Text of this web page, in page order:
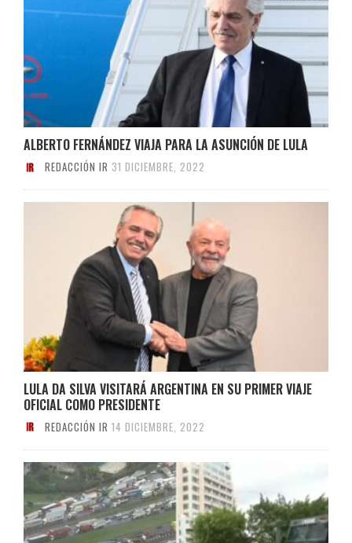
ALBERTO FERNÁNDEZ VIAJA PARA LA ASUNCIÓN DE LULA
REDACCIÓN IR 31 DICIEMBRE, 2022
LULA DA SILVA VISITARÁ ARGENTINA EN SU PRIMER VIAJE
OFICIAL COMO PRESIDENTE
REDACCIÓN IR 14 DICIEMBRE, 2022